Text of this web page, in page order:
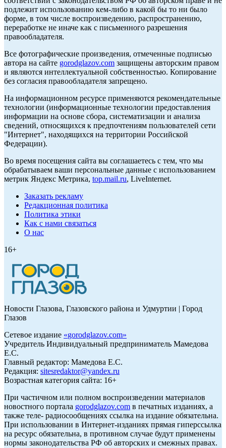
подлежит использованию кем-либо в какой бы то ни было
форме, в том числе воспроизведению, распространению,
переработке не иначе как с письменного разрешения
правообладателя.
Все фотографические произведения, отмеченные подписью
автора на сайте gorodglazov.com защищены авторским правом
и являются интеллектуальной собственностью. Копирование
без согласия правообладателя запрещено.
На информационном ресурсе применяются рекомендательные
технологии (информационные технологии предоставления
информации на основе сбора, систематизации и анализа
сведений, относящихся к предпочтениям пользователей сети
"Интернет", находящихся на территории Российской
Федерации).
Во время посещения сайта вы соглашаетесь с тем, что мы
обрабатываем ваши персональные данные с использованием
метрик Яндекс Метрика, top.mail.ru, LiveInternet.
Заказать рекламу
Редакционная политика
Политика этики
Как с нами связаться
О нас
16+
Новости Глазова, Глазовского района и Удмуртии | Город
Глазов
Сетевое издание «gorodglazov.com»
Учредитель Индивидуальный предприниматель Мамедова
Е.С.
Главный редактор: Мамедова Е.С.
Редакция: sitesredaktor@yandex.ru
Возрастная категория сайта: 16+
При частичном или полном воспроизведении материалов
новостного портала gorodglazov.com в печатных изданиях, а
также теле- радиосообщениях ссылка на издание обязательна.
При использовании в Интернет-изданиях прямая гиперссылка
на ресурс обязательна, в противном случае будут применены
нормы законодательства РФ об авторских и смежных правах.